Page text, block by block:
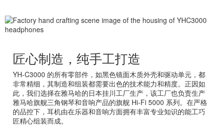
匠心制造，纯手工打造
YH-C3000 的所有零部件，如黑色镜面木质外壳和驱动单元，都
非常精细，其制造和组装都需要出色的技术能力和精度。正因如
此，我们选择在雅马哈的日本挂川工厂生产，该工厂也负责生产
雅马哈旗舰三角钢琴和音响产品的旗舰 Hi-Fi 5000 系列。在严格
的品控下，耳机由在乐器和音响方面拥有丰富专业知识的能工巧
匠精心组装而成。